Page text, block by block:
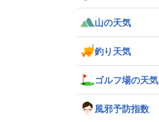
山の天気
釣り天気
ゴルフ場の天気
風邪予防指数